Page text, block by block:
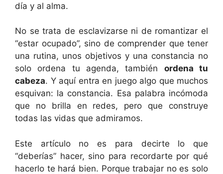
día y al alma.
No se trata de esclavizarse ni de romantizar el
“estar ocupado”, sino de comprender que tener
una rutina, unos objetivos y una constancia no
solo ordena tu agenda, también ordena tu
cabeza. Y aquí entra en juego algo que muchos
esquivan: la constancia. Esa palabra incómoda
que no brilla en redes, pero que construye
todas las vidas que admiramos.
Este artículo no es para decirte lo que
“deberías” hacer, sino para recordarte por qué
hacerlo te hará bien. Porque trabajar no es solo